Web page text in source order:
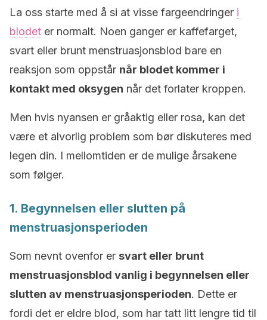
La oss starte med å si at visse fargeendringer i
blodet er normalt. Noen ganger er kaffefarget,
svart eller brunt menstruasjonsblod bare en
reaksjon som oppstår når blodet kommer i
kontakt med oksygen når det forlater kroppen.
Men hvis nyansen er gråaktig eller rosa, kan det
være et alvorlig problem som bør diskuteres med
legen din. I mellomtiden er de mulige årsakene
som følger.
1. Begynnelsen eller slutten på
menstruasjonsperioden
Som nevnt ovenfor er svart eller brunt
menstruasjonsblod vanlig i begynnelsen eller
slutten av menstruasjonsperioden. Dette er
fordi det er eldre blod, som har tatt litt lengre tid til